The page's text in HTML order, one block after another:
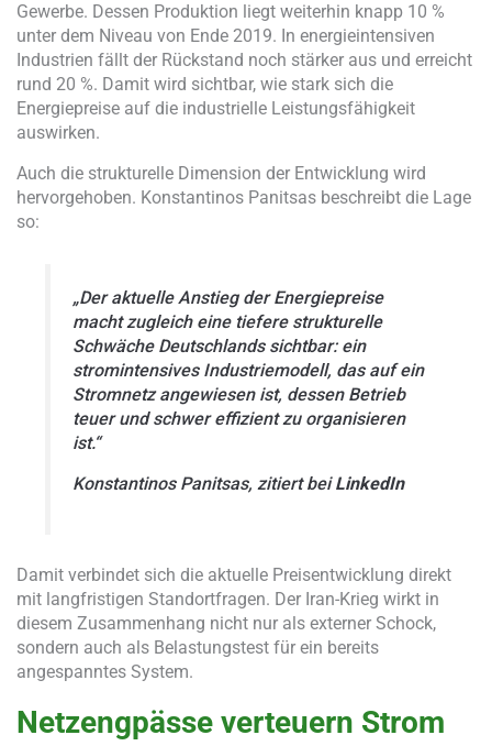
Gewerbe. Dessen Produktion liegt weiterhin knapp 10 %
unter dem Niveau von Ende 2019. In energieintensiven
Industrien fällt der Rückstand noch stärker aus und erreicht
rund 20 %. Damit wird sichtbar, wie stark sich die
Energiepreise auf die industrielle Leistungsfähigkeit
auswirken.
Auch die strukturelle Dimension der Entwicklung wird
hervorgehoben. Konstantinos Panitsas beschreibt die Lage
so:
„Der aktuelle Anstieg der Energiepreise
macht zugleich eine tiefere strukturelle
Schwäche Deutschlands sichtbar: ein
stromintensives Industriemodell, das auf ein
Stromnetz angewiesen ist, dessen Betrieb
teuer und schwer effizient zu organisieren
ist.“
Konstantinos Panitsas, zitiert beiLinkedIn
Damit verbindet sich die aktuelle Preisentwicklung direkt
mit langfristigen Standortfragen. Der Iran-Krieg wirkt in
diesem Zusammenhang nicht nur als externer Schock,
sondern auch als Belastungstest für ein bereits
angespanntes System.
Netzengpässe verteuern Strom